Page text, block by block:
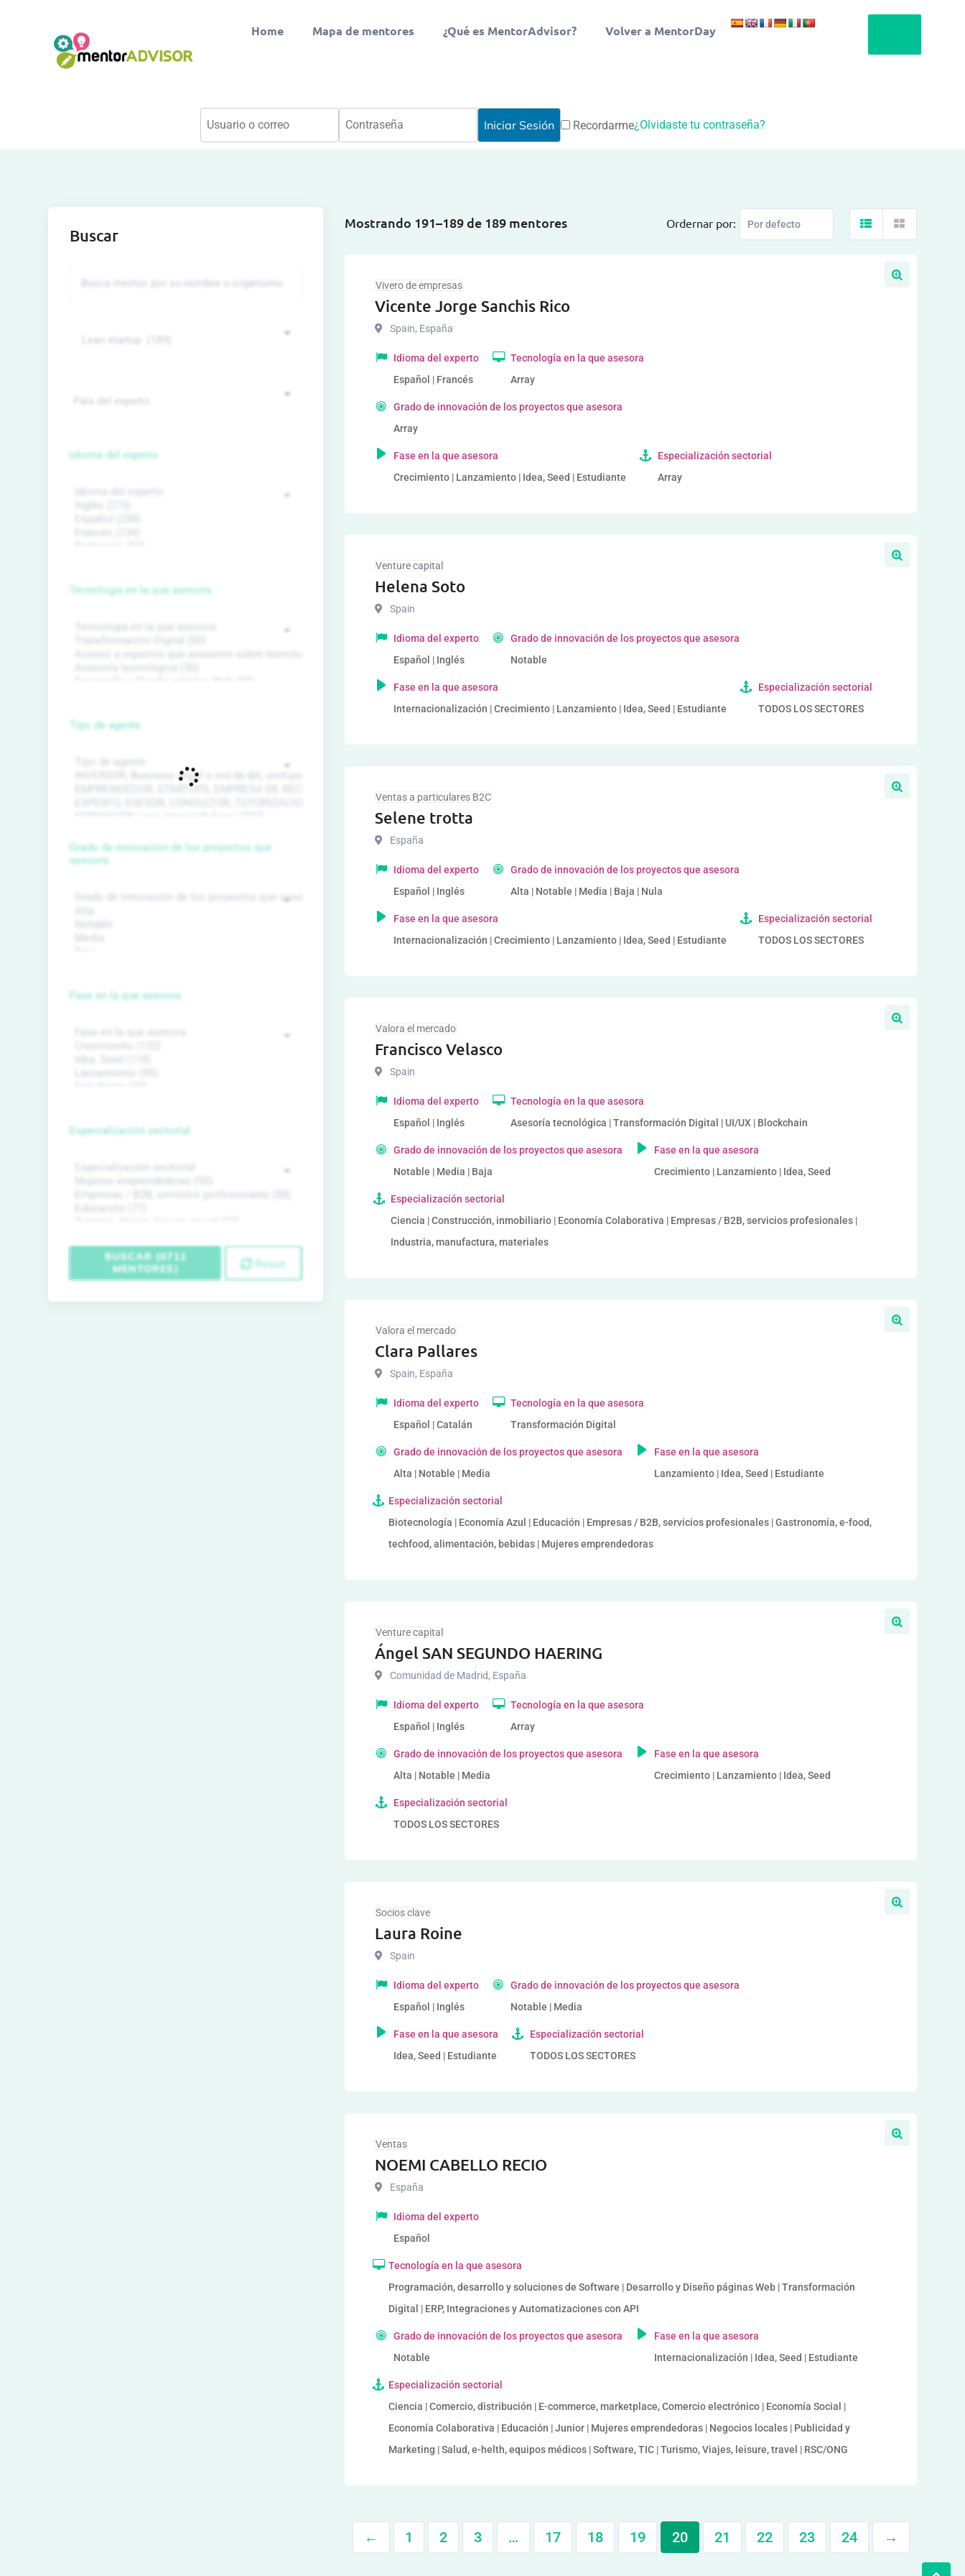
Home Mapa de mentores ¿Qué es MentorAdvisor? Volver a MentorDay
Recordarme¿Olvidaste tu contraseña?
Mostrando 191–189 de 189 mentores Ordernar por:
Vivero de empresas
Vicente Jorge Sanchis Rico
Spain, España
Idioma del experto
Español | Francés
Tecnología en la que asesora
Array
Grado de innovación de los proyectos que asesora
Array
Fase en la que asesora
Crecimiento | Lanzamiento | Idea, Seed | Estudiante
Especialización sectorial
Array
Venture capital
Helena Soto
Spain
Idioma del experto
Español | Inglés
Grado de innovación de los proyectos que asesora
Notable
Fase en la que asesora
Internacionalización | Crecimiento | Lanzamiento | Idea, Seed | Estudiante
Especialización sectorial
TODOS LOS SECTORES
Ventas a particulares B2C
Selene trotta
España
Idioma del experto
Español | Inglés
Grado de innovación de los proyectos que asesora
Alta | Notable | Media | Baja | Nula
Fase en la que asesora
Internacionalización | Crecimiento | Lanzamiento | Idea, Seed | Estudiante
Especialización sectorial
TODOS LOS SECTORES
Valora el mercado
Francisco Velasco
Spain
Idioma del experto
Español | Inglés
Tecnología en la que asesora
Asesoría tecnológica | Transformación Digital | UI/UX | Blockchain
Grado de innovación de los proyectos que asesora
Notable | Media | Baja
Fase en la que asesora
Crecimiento | Lanzamiento | Idea, Seed
Especialización sectorial
Ciencia | Construcción, inmobiliario | Economía Colaborativa | Empresas / B2B, servicios profesionales |
Industria, manufactura, materiales
Valora el mercado
Clara Pallares
Spain, España
Idioma del experto
Español | Catalán
Tecnología en la que asesora
Transformación Digital
Grado de innovación de los proyectos que asesora
Alta | Notable | Media
Fase en la que asesora
Lanzamiento | Idea, Seed | Estudiante
Especialización sectorial
Biotecnología | Economía Azul | Educación | Empresas / B2B, servicios profesionales | Gastronomía, e-food,
techfood, alimentación, bebidas | Mujeres emprendedoras
Venture capital
Ángel SAN SEGUNDO HAERING
Comunidad de Madrid, España
Idioma del experto
Español | Inglés
Tecnología en la que asesora
Array
Grado de innovación de los proyectos que asesora
Alta | Notable | Media
Fase en la que asesora
Crecimiento | Lanzamiento | Idea, Seed
Especialización sectorial
TODOS LOS SECTORES
Socios clave
Laura Roine
Spain
Idioma del experto
Español | Inglés
Grado de innovación de los proyectos que asesora
Notable | Media
Fase en la que asesora
Idea, Seed | Estudiante
Especialización sectorial
TODOS LOS SECTORES
Ventas
NOEMI CABELLO RECIO
España
Idioma del experto
Español
Tecnología en la que asesora
Programación, desarrollo y soluciones de Software | Desarrollo y Diseño páginas Web | Transformación
Digital | ERP, Integraciones y Automatizaciones con API
Grado de innovación de los proyectos que asesora
Notable
Fase en la que asesora
Internacionalización | Idea, Seed | Estudiante
Especialización sectorial
Ciencia | Comercio, distribución | E-commerce, marketplace, Comercio electrónico | Economía Social |
Economía Colaborativa | Educación | Junior | Mujeres emprendedoras | Negocios locales | Publicidad y
Marketing | Salud, e-helth, equipos médicos | Software, TIC | Turismo, Viajes, leisure, travel | RSC/ONG
← 1 2 3 … 17 18 19 20 21 22 23 24 →
Buscar
Idioma del experto
Tecnología en la que asesora
Tipo de agente
Grado de innovación de los proyectos que
asesora
Fase en la que asesora
Especialización sectorial
BUSCAR (6711
MENTORES)
Reset